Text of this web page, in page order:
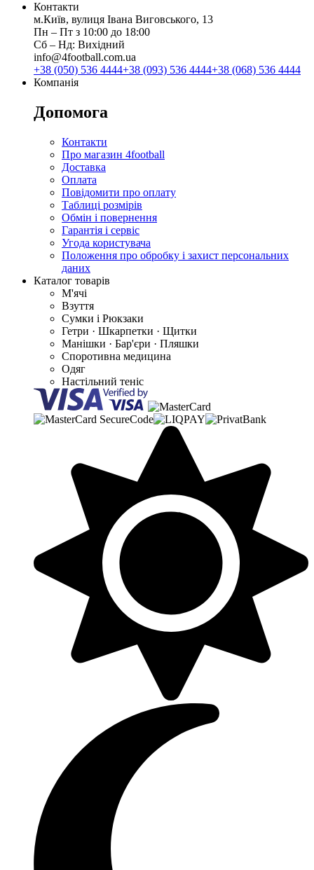
Контакти
м.Київ, вулиця Івана Виговського, 13
Пн ‒ Пт з 10:00 до 18:00
Сб ‒ Нд: Вихідний
info@4football.com.ua
+38 (050) 536 4444+38 (093) 536 4444+38 (068) 536 4444
Компанія
Допомога
Контакти
Про магазин 4football
Доставка
Оплата
Повідомити про оплату
Таблиці розмірів
Обмін і повернення
Гарантія і сервіс
Угода користувача
Положення про обробку і захист персональних
даних
Каталог товарів
М'ячі
Взуття
Сумки і Рюкзаки
Гетри · Шкарпетки · Щитки
Манішки · Бар'єри · Пляшки
Споротивна медицина
Одяг
Настільний теніс